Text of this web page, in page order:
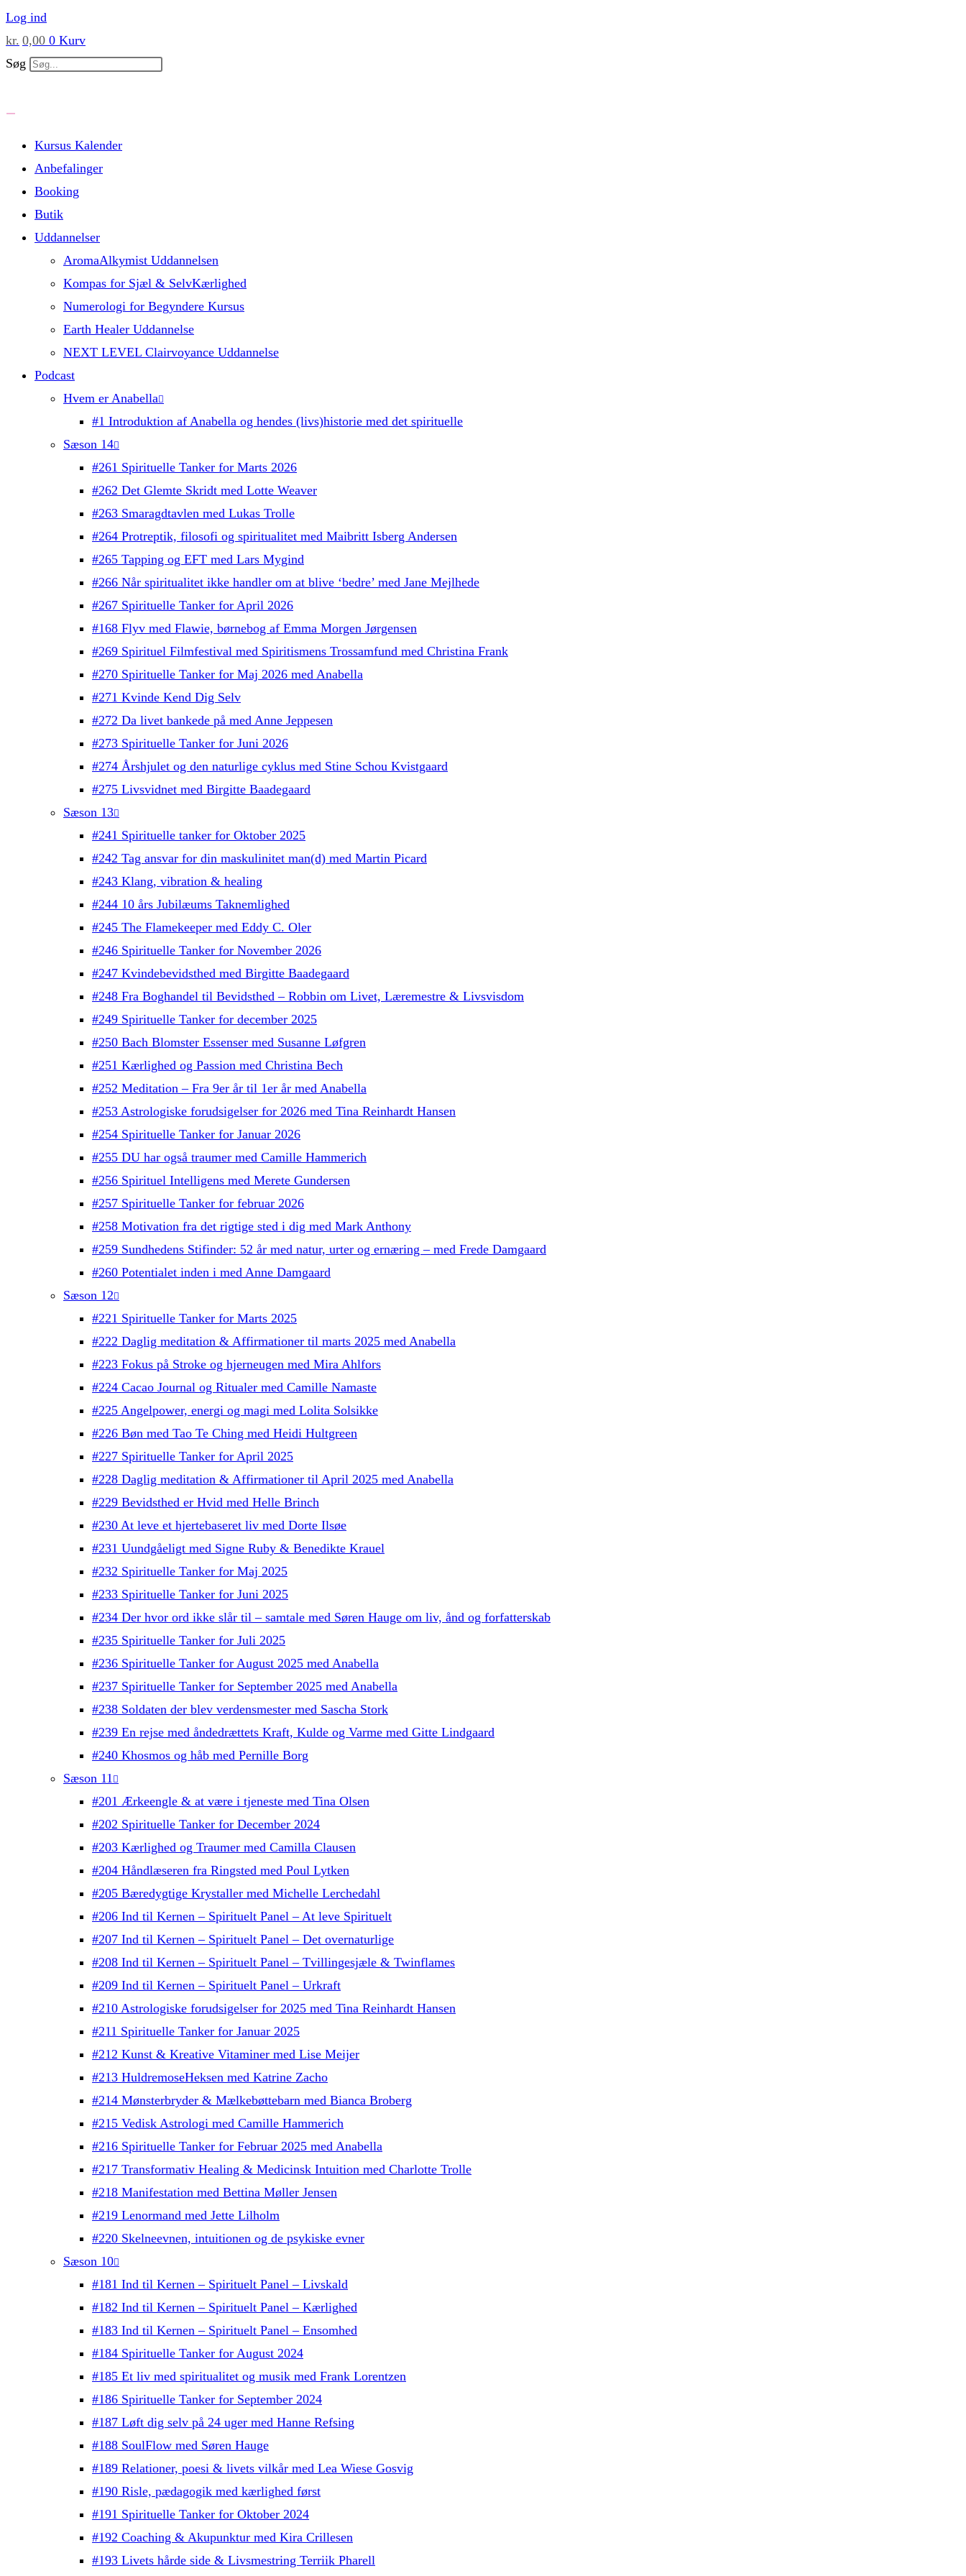
Skip
to
content
Log ind
kr. 0,00 0 Kurv
Søg
Kursus Kalender
Anbefalinger
Booking
Butik
Uddannelser
AromaAlkymist Uddannelsen
Kompas for Sjæl & SelvKærlighed
Numerologi for Begyndere Kursus
Earth Healer Uddannelse
NEXT LEVEL Clairvoyance Uddannelse
Podcast
Hvem er Anabella
#1 Introduktion af Anabella og hendes (livs)historie med det spirituelle
Sæson 14
#261 Spirituelle Tanker for Marts 2026
#262 Det Glemte Skridt med Lotte Weaver
#263 Smaragdtavlen med Lukas Trolle
#264 Protreptik, filosofi og spiritualitet med Maibritt Isberg Andersen
#265 Tapping og EFT med Lars Mygind
#266 Når spiritualitet ikke handler om at blive ‘bedre’ med Jane Mejlhede
#267 Spirituelle Tanker for April 2026
#168 Flyv med Flawie, børnebog af Emma Morgen Jørgensen
#269 Spirituel Filmfestival med Spiritismens Trossamfund med Christina Frank
#270 Spirituelle Tanker for Maj 2026 med Anabella
#271 Kvinde Kend Dig Selv
#272 Da livet bankede på med Anne Jeppesen
#273 Spirituelle Tanker for Juni 2026
#274 Årshjulet og den naturlige cyklus med Stine Schou Kvistgaard
#275 Livsvidnet med Birgitte Baadegaard
Sæson 13
#241 Spirituelle tanker for Oktober 2025
#242 Tag ansvar for din maskulinitet man(d) med Martin Picard
#243 Klang, vibration & healing
#244 10 års Jubilæums Taknemlighed
#245 The Flamekeeper med Eddy C. Oler
#246 Spirituelle Tanker for November 2026
#247 Kvindebevidsthed med Birgitte Baadegaard
#248 Fra Boghandel til Bevidsthed – Robbin om Livet, Læremestre & Livsvisdom
#249 Spirituelle Tanker for december 2025
#250 Bach Blomster Essenser med Susanne Løfgren
#251 Kærlighed og Passion med Christina Bech
#252 Meditation – Fra 9er år til 1er år med Anabella
#253 Astrologiske forudsigelser for 2026 med Tina Reinhardt Hansen
#254 Spirituelle Tanker for Januar 2026
#255 DU har også traumer med Camille Hammerich
#256 Spirituel Intelligens med Merete Gundersen
#257 Spirituelle Tanker for februar 2026
#258 Motivation fra det rigtige sted i dig med Mark Anthony
#259 Sundhedens Stifinder: 52 år med natur, urter og ernæring – med Frede Damgaard
#260 Potentialet inden i med Anne Damgaard
Sæson 12
#221 Spirituelle Tanker for Marts 2025
#222 Daglig meditation & Affirmationer til marts 2025 med Anabella
#223 Fokus på Stroke og hjerneugen med Mira Ahlfors
#224 Cacao Journal og Ritualer med Camille Namaste
#225 Angelpower, energi og magi med Lolita Solsikke
#226 Bøn med Tao Te Ching med Heidi Hultgreen
#227 Spirituelle Tanker for April 2025
#228 Daglig meditation & Affirmationer til April 2025 med Anabella
#229 Bevidsthed er Hvid med Helle Brinch
#230 At leve et hjertebaseret liv med Dorte Ilsøe
#231 Uundgåeligt med Signe Ruby & Benedikte Krauel
#232 Spirituelle Tanker for Maj 2025
#233 Spirituelle Tanker for Juni 2025
#234 Der hvor ord ikke slår til – samtale med Søren Hauge om liv, ånd og forfatterskab
#235 Spirituelle Tanker for Juli 2025
#236 Spirituelle Tanker for August 2025 med Anabella
#237 Spirituelle Tanker for September 2025 med Anabella
#238 Soldaten der blev verdensmester med Sascha Stork
#239 En rejse med åndedrættets Kraft, Kulde og Varme med Gitte Lindgaard
#240 Khosmos og håb med Pernille Borg
Sæson 11
#201 Ærkeengle & at være i tjeneste med Tina Olsen
#202 Spirituelle Tanker for December 2024
#203 Kærlighed og Traumer med Camilla Clausen
#204 Håndlæseren fra Ringsted med Poul Lytken
#205 Bæredygtige Krystaller med Michelle Lerchedahl
#206 Ind til Kernen – Spirituelt Panel – At leve Spirituelt
#207 Ind til Kernen – Spirituelt Panel – Det overnaturlige
#208 Ind til Kernen – Spirituelt Panel – Tvillingesjæle & Twinflames
#209 Ind til Kernen – Spirituelt Panel – Urkraft
#210 Astrologiske forudsigelser for 2025 med Tina Reinhardt Hansen
#211 Spirituelle Tanker for Januar 2025
#212 Kunst & Kreative Vitaminer med Lise Meijer
#213 HuldremoseHeksen med Katrine Zacho
#214 Mønsterbryder & Mælkebøttebarn med Bianca Broberg
#215 Vedisk Astrologi med Camille Hammerich
#216 Spirituelle Tanker for Februar 2025 med Anabella
#217 Transformativ Healing & Medicinsk Intuition med Charlotte Trolle
#218 Manifestation med Bettina Møller Jensen
#219 Lenormand med Jette Lilholm
#220 Skelneevnen, intuitionen og de psykiske evner
Sæson 10
#181 Ind til Kernen – Spirituelt Panel – Livskald
#182 Ind til Kernen – Spirituelt Panel – Kærlighed
#183 Ind til Kernen – Spirituelt Panel – Ensomhed
#184 Spirituelle Tanker for August 2024
#185 Et liv med spiritualitet og musik med Frank Lorentzen
#186 Spirituelle Tanker for September 2024
#187 Løft dig selv på 24 uger med Hanne Refsing
#188 SoulFlow med Søren Hauge
#189 Relationer, poesi & livets vilkår med Lea Wiese Gosvig
#190 Risle, pædagogik med kærlighed først
#191 Spirituelle Tanker for Oktober 2024
#192 Coaching & Akupunktur med Kira Crillesen
#193 Livets hårde side & Livsmestring Terriik Pharell